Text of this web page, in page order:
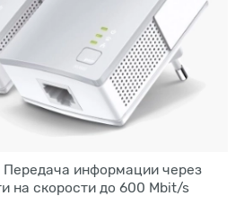
Передача информации через
на скорости до 600 Mbit/s